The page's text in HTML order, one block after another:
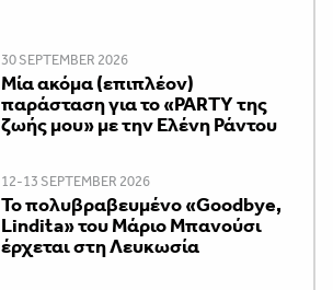
30 SEPTEMBER 2026
Μία ακόμα (επιπλέον)
παράσταση για το «PARTY της
ζωής μου» με την Ελένη Ράντου
12-13 SEPTEMBER 2026
Το πολυβραβευμένο «Goodbye,
Lindita» του Μάριο Μπανούσι
έρχεται στη Λευκωσία